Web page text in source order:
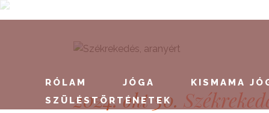
RÓLAM JÓGA KISMAMA
SZÜLÉSTÖRTÉNETEK
2024. okt 30.